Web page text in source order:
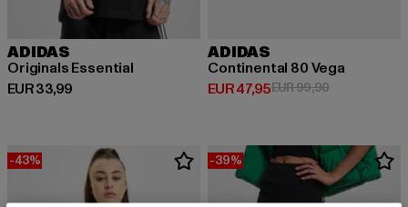
ADIDAS
Originals Essential
EUR 33,99
Derzeitiger Preis: EUR 33,99
ADIDAS
Continental 80 Vega
EUR 47,95
Derzeitiger Preis: EUR 47,95
EUR 99,90Aktionspreis:
-43% -39%